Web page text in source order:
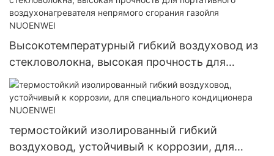
Высокотемпературный гибкий воздуховод из
стекловолокна, высокая прочность для
портативного воздухонагревателя непрямого
сгорания газойля NUOENWEI
термостойкий изолированный гибкий
воздуховод, устойчивый к коррозии, для